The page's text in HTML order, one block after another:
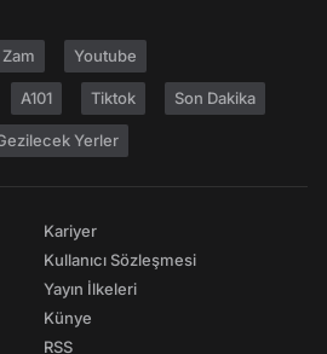
Zam Youtube
A101 Tiktok Son Dakika
Yerler
Kariyer
Kullanıcı Sözleşmesi
Yayın İlkeleri
Künye
RSS